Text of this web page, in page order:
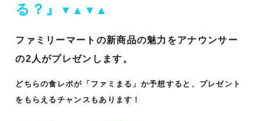
る？』
▼▲▼▲
ファミリーマートの新商品の魅力をアナウンサー
の2人がプレゼンします。
どちらの食レポが「ファミまる」か予想すると、プレゼント
をもらえるチャンスもあります！